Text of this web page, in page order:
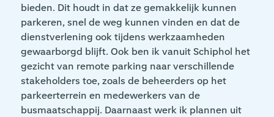
bieden. Dit houdt in dat ze gemakkelijk kunnen
parkeren, snel de weg kunnen vinden en dat de
dienstverlening ook tijdens werkzaamheden
gewaarborgd blijft. Ook ben ik vanuit Schiphol het
gezicht van remote parking naar verschillende
stakeholders toe, zoals de beheerders op het
parkeerterrein en medewerkers van de
busmaatschappij. Daarnaast werk ik plannen uit